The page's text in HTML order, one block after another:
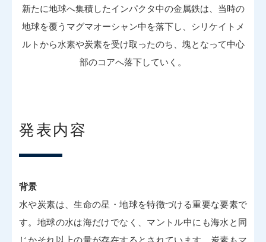
新たに地球へ集積したインパクタ中の金属鉄は、当時の
地球を覆うマグマオーシャン中を落下し、シリケイトメ
ルトから水素や炭素を受け取ったのち、塊となって中心
部のコアへ落下していく。
発表内容
背景
水や炭素は、生命の星・地球を特徴づける重要な要素で
す。地球の水は海だけでなく、マントル中にも海水と同
じかそれ以上の量が存在するとされています。炭素もマ